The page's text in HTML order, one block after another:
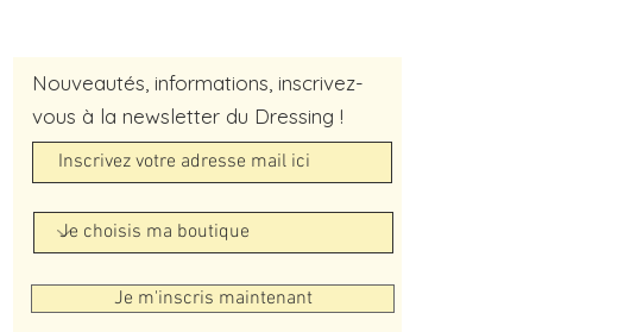
Nouveautés, informations, inscrivez-
vous à la newsletter du Dressing !
Je m'inscris maintenant